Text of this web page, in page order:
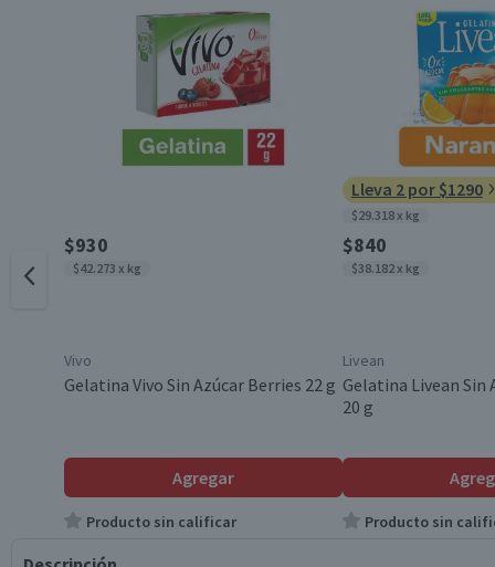
$930
$42.273 x kg
Vivo
Gelatina Vivo Sin Azúcar Berries 22 g
Agregar
Producto sin calificar
Lleva 2 por $1290
$29.318 x kg
$840
$38.182 x kg
Livean
Gelatina Livean Sin
20 g
Producto sin